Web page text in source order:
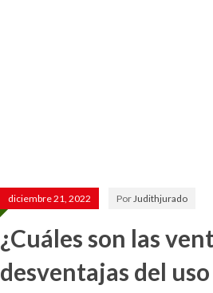
diciembre 21, 2022 Por Judithjurado
¿Cuáles son las
desventajas del